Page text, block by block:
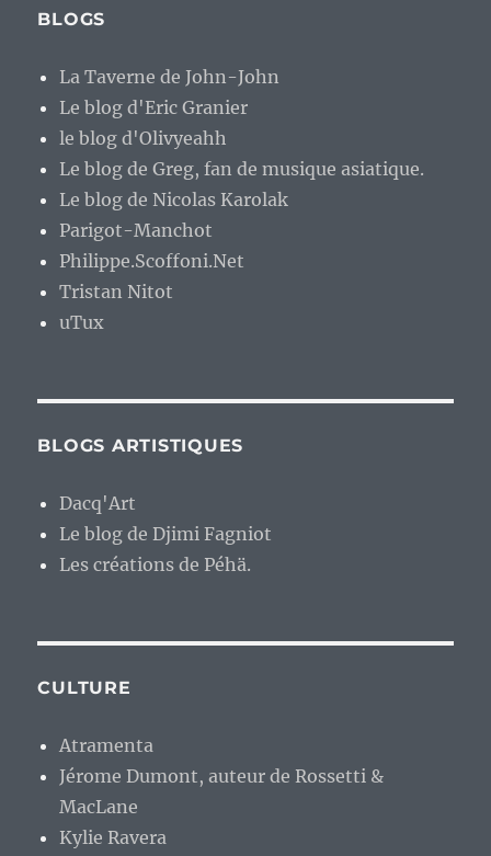
BLOGS
La Taverne de John-John
Le blog d'Eric Granier
le blog d'Olivyeahh
Le blog de Greg, fan de musique asiatique.
Le blog de Nicolas Karolak
Parigot-Manchot
Philippe.Scoffoni.Net
Tristan Nitot
uTux
BLOGS ARTISTIQUES
Dacq'Art
Le blog de Djimi Fagniot
Les créations de Péhä.
CULTURE
Atramenta
Jérome Dumont, auteur de Rossetti &
MacLane
Kylie Ravera